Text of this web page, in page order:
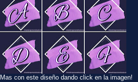
Mas con este diseño dando click en la imagen!